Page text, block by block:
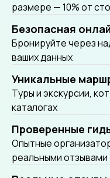
размере — 10% от
Безопасная
Бронируйте через
ваших данных
Уникальные
Tуры и экскурсии,
каталогах
Проверенные
Опытные
реальными